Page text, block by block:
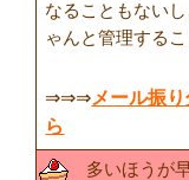
なることもない
ゃんと管理する
⇒⇒⇒メール振
ら
多いほうが早